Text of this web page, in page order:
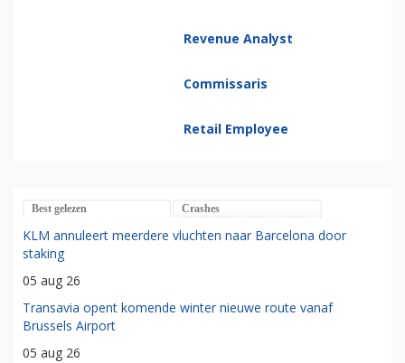
Revenue Analyst
Commissaris
Retail Employee
Best gelezen Crashes
KLM annuleert meerdere vluchten naar Barcelona door
staking
05 aug 26
Transavia opent komende winter nieuwe route vanaf
Brussels Airport
05 aug 26